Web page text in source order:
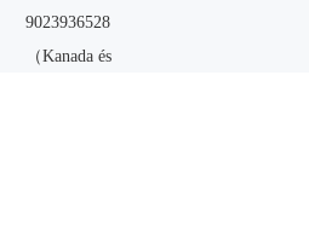
9023936528
（Kanada és